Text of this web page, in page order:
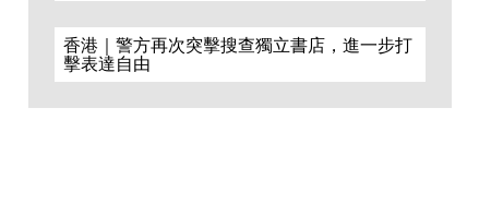
香港｜警方再次突擊搜查獨立書店，進一步打
擊表達自由